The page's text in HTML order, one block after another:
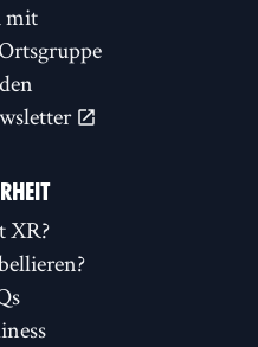
mit
XR?